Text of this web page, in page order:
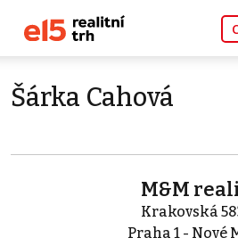
Šárka Cahová
M&M
Krakovská
Praha 1 - Nové